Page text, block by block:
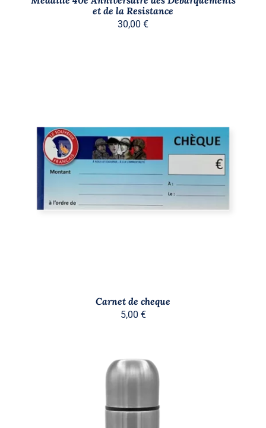
et de la Resistance
30,00 €
AJOUTER AU PANIER
DÉTAILS
Carnet de cheque
5,00 €